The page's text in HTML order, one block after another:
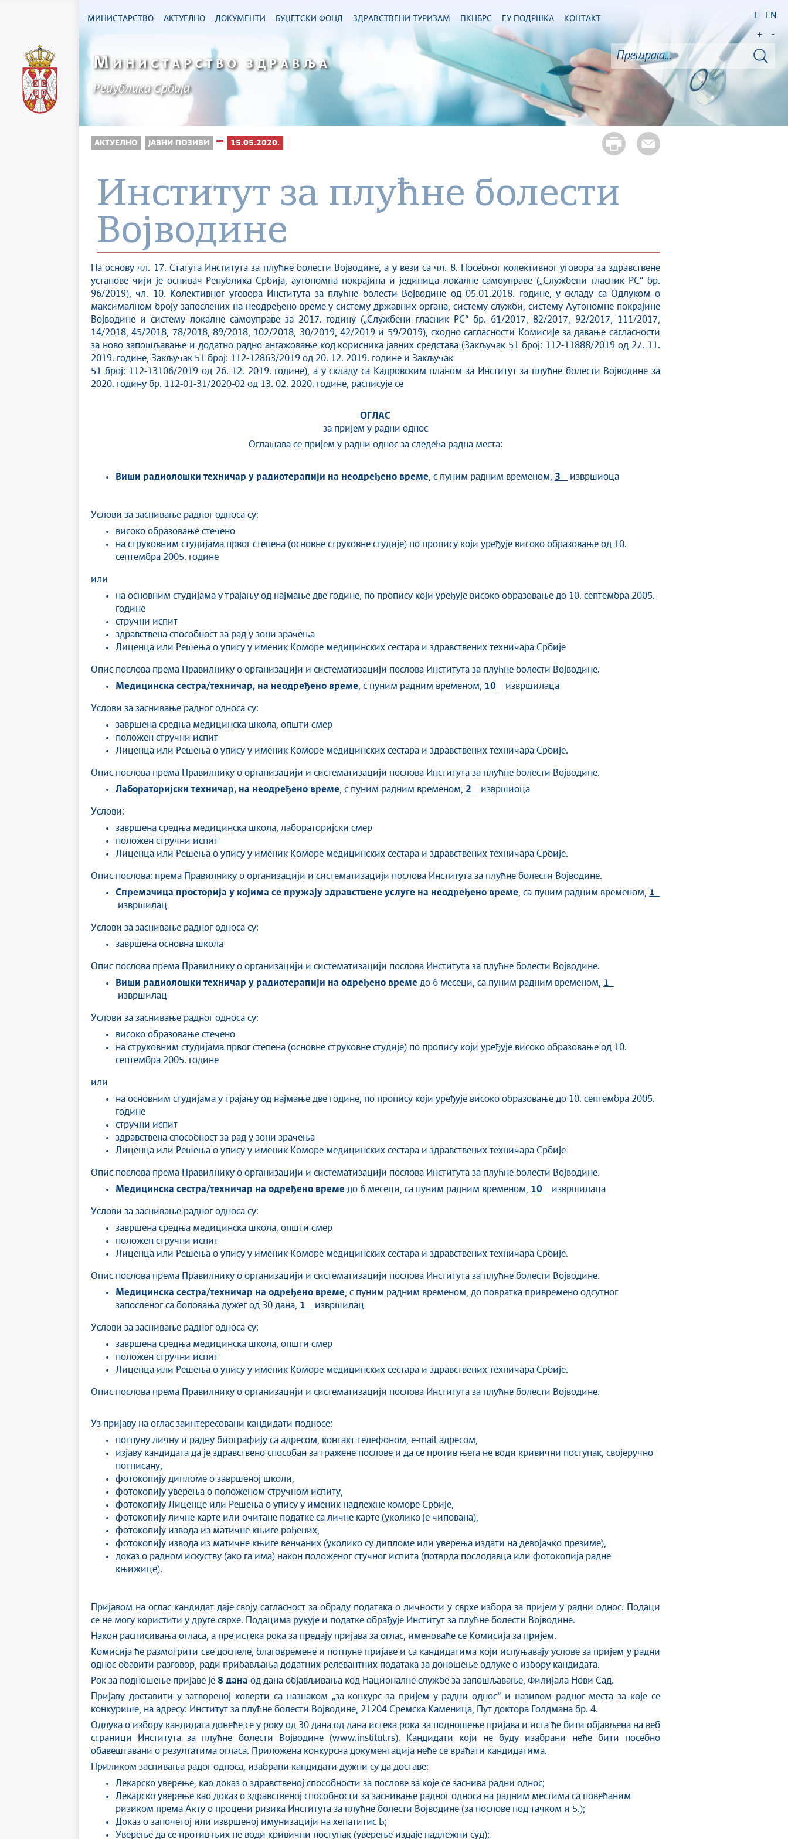
МИНИСТАРСТВО АКТУЕЛНО ДОКУМЕНТИ БУЏЕТСКИ ФОНД ЗДРАВСТВЕНИ ТУРИЗАМ ПКНБРС ЕУ ПОДРШКА КОНТАКТ L EN
+ -
М ИНИСТАРСТВО ЗДРАВЉА
Република Србија
АКТУЕЛНО ЈАВНИ ПОЗИВИ 15.05.2020.
Институт за плућне болести
Војводине
На основу чл. 17. Статута Института за плућне болести Војводине, а у вези са чл. 8. Посебног колективног уговора за здравствене
установе чији је оснивач Република Србија, аутономна покрајина и јединица локалне самоуправе („Службени гласник РС“ бр.
96/2019), чл. 10. Колективног уговора Института за плућне болести Војводине од 05.01.2018. године, у складу са Одлуком о
максималном броју запослених на неодређено време у систему државних органа, систему служби, систему Аутономне покрајине
Војводине и систему локалне самоуправе за 2017. годину („Службени гласник РС“ бр. 61/2017, 82/2017, 92/2017, 111/2017,
14/2018, 45/2018, 78/2018, 89/2018, 102/2018, 30/2019, 42/2019 и 59/2019), сходно сагласности Комисије за давање сагласности
за ново запошљавање и додатно радно ангажовање код корисника јавних средстава (Закључак 51 број: 112-11888/2019 од 27. 11.
2019. године, Закључак 51 број: 112-12863/2019 од 20. 12. 2019. године и Закључак
51 број: 112-13106/2019 од 26. 12. 2019. године), а у складу са Кадровским планом за Институт за плућне болести Војводине за
2020. годину бр. 112-01-31/2020-02 од 13. 02. 2020. године, расписује се
ОГЛАС
за пријем у радни однос
Оглашава се пријем у радни однос за следећа радна места:
Виши радиолошки техничар у радиотерапији на неодређено време , с пуним радним временом, 3 извршиоца
Услови за заснивање радног односа су:
високо образовање стечено
на струковним студијама првог степена (основне струковне студије) по пропису који уређује високо образовање од 10.
септембра 2005. године
или
на основним студијама у трајању од најмање две године, по пропису који уређује високо образовање до 10. септембра 2005.
године
стручни испит
здравствена способност за рад у зони зрачења
Лиценца или Решења о упису у именик Коморе медицинских сестара и здравствених техничара Србије
Опис послова према Правилнику о организацији и систематизацији послова Института за плућне болести Војводине.
Медицинска сестра/техничар, на неодређено време , с пуним радним временом, 10 извршилаца
Услови за заснивање радног односа су:
завршена средња медицинска школа, општи смер
положен стручни испит
Лиценца или Решења о упису у именик Коморе медицинских сестара и здравствених техничара Србије.
Опис послова према Правилнику о организацији и систематизацији послова Института за плућне болести Војводине.
Лабораторијски техничар, на неодређено време , с пуним радним временом, 2 извршиоца
Услови:
завршена средња медицинска школа, лабораторијски смер
положен стручни испит
Лиценца или Решења о упису у именик Коморе медицинских сестара и здравствених техничара Србије.
Опис послова: према Правилнику о организацији и систематизацији послова Института за плућне болести Војводине.
Спремачица просторија у којима се пружају здравствене услуге на неодређено време , са пуним радним временом, 1
извршилац
Услови за заснивање радног односа су:
завршена основна школа
Опис послова према Правилнику о организацији и систематизацији послова Института за плућне болести Војводине.
Виши радиолошки техничар у радиотерапији на одређено време до 6 месеци, са пуним радним временом, 1
извршилац
Услови за заснивање радног односа су:
високо образовање стечено
на струковним студијама првог степена (основне струковне студије) по пропису који уређује високо образовање од 10.
септембра 2005. године
или
на основним студијама у трајању од најмање две године, по пропису који уређује високо образовање до 10. септембра 2005.
године
стручни испит
здравствена способност за рад у зони зрачења
Лиценца или Решења о упису у именик Коморе медицинских сестара и здравствених техничара Србије
Опис послова према Правилнику о организацији и систематизацији послова Института за плућне болести Војводине.
Медицинска сестра/техничар на одређено време до 6 месеци, са пуним радним временом, 10 извршилаца
Услови за заснивање радног односа су:
завршена средња медицинска школа, општи смер
положен стручни испит
Лиценца или Решења о упису у именик Коморе медицинских сестара и здравствених техничара Србије.
Опис послова према Правилнику о организацији и систематизацији послова Института за плућне болести Војводине.
Медицинска сестра/техничар на одређено време , с пуним радним временом, до повратка привремено одсутног
запосленог са боловања дужег од 30 дана, 1 извршилац
Услови за заснивање радног односа су:
завршена средња медицинска школа, општи смер
положен стручни испит
Лиценца или Решења о упису у именик Коморе медицинских сестара и здравствених техничара Србије.
Опис послова према Правилнику о организацији и систематизацији послова Института за плућне болести Војводине.
Уз пријаву на оглас заинтересовани кандидати подносе:
потпуну личну и радну биографију са адресом, контакт телефоном, e-mail адресом,
изјаву кандидата да је здравствено способан за тражене послове и да се против њега не води кривични поступак, својеручно
потписану,
фотокопију дипломе о завршеној школи,
фотокопију уверења о положеном стручном испиту,
фотокопију Лиценце или Решења о упису у именик надлежне коморе Србије,
фотокопију личне карте или очитане податке са личне карте (уколико је чипована),
фотокопију извода из матичне књиге рођених,
фотокопију извода из матичне књиге венчаних (уколико су дипломе или уверења издати на девојачко презиме),
доказ о радном искуству (ако га има) након положеног стучног испита (потврда послодавца или фотокопија радне
књижице).
Пријавом на оглас кандидат даје своју сагласност за обраду података о личности у сврхе избора за пријем у радни однос. Подаци
се не могу користити у друге сврхе. Подацима рукује и податке обрађује Институт за плућне болести Војводине.
Након расписивања огласа, а пре истека рока за предају пријава за оглас, именоваће се Комисија за пријем.
Комисија ће размотрити све доспеле, благовремене и потпуне пријаве и са кандидатима који испуњавају услове за пријем у радни
однос обавити разговор, ради прибављања додатних релевантних података за доношење одлуке о избору кандидата.
Рок за подношење пријаве је 8 дана од дана објављивања код Националне службе за запошљавање, Филијала Нови Сад.
Пријаву доставити у затвореној коверти са назнаком „за конкурс за пријем у радни однос“ и називом радног места за које се
конкурише, на адресу: Институт за плућне болести Војводине, 21204 Сремска Каменица, Пут доктора Голдмана бр. 4.
Одлука о избору кандидата донеће се у року од 30 дана од дана истека рока за подношење пријава и иста ће бити објављена на веб
страници Института за плућне болести Војводине (www.institut.rs). Кандидати који не буду изабрани неће бити посебно
обавештавани о резултатима огласа. Приложена конкурсна документација неће се враћати кандидатима.
Приликом заснивања радог односа, изабрани кандидати дужни су да доставе:
Лекарско уверење, као доказ о здравственој способности за послове за које се заснива радни однос;
Лекарско уверење као доказ о здравственој способности за заснивање радног односа на радним местима са повећаним
ризиком према Акту о процени ризика Института за плућне болести Војводине (за послове под тачком и 5.);
Доказ о започетој или извршеној имунизацији на хепатитис Б;
Уверење да се против њих не води кривични поступак (уверење издаје надлежни суд);